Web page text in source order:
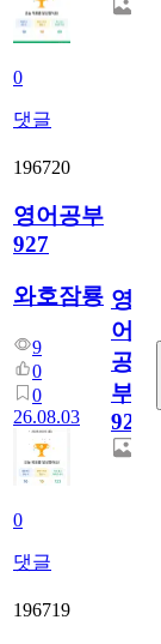
0
댓글
196720
영어공부
927
와호잠룡
9
0
0
26.08.03
0
댓글
영
어
공
부
927
196719